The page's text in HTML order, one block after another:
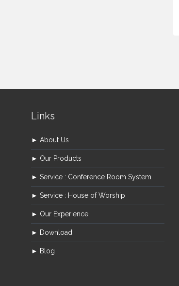
Links
► About Us
► Our Products
► Service : Conference Room System
► Service : House of Worship
► Our Experience
► Download
► Blog